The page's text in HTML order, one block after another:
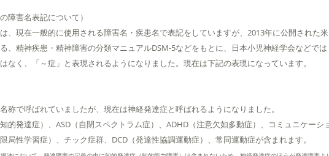
障害名表記について）
、現在一般的に使用される障害名・疾患名で表記をしていますが、2013年に公開された
、精神疾患・精神障害の分類マニュアルDSM-5などをもとに、日本小児神経学会などでは
なく、「～症」と表現されるようになりました。現在は下記の表現になっています。
称で呼ばれていましたが、現在は神経発達症と呼ばれるようになりました。
的発達症）、ASD（自閉スペクトラム症）、ADHD（注意欠如多動症）、コミュニケーシ
局性学習症）、チック症群、DCD（発達性協調運動症）、常同運動症が含まれます。